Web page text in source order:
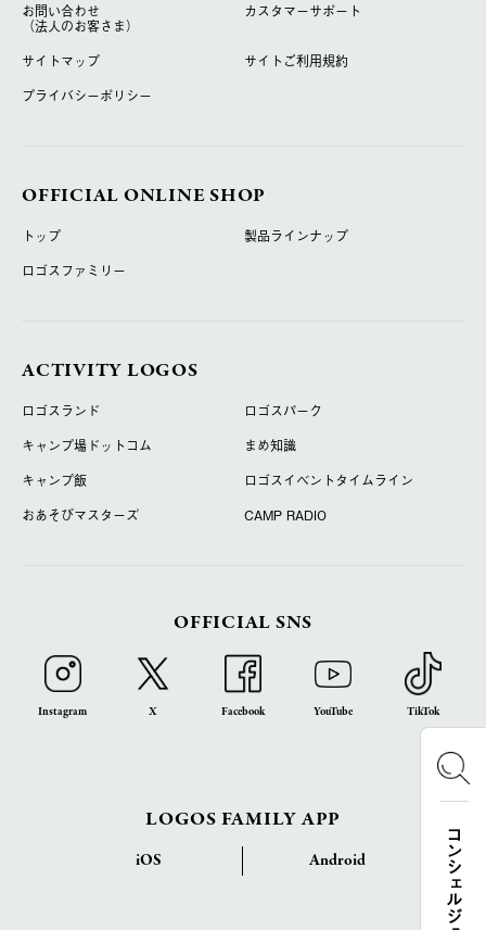
コンシェルジュ検索
お問い合わせ
（法人のお客さま）
カスタマーサポート
サイトマップ
サイトご利用規約
プライバシーポリシー
OFFICIAL ONLINE SHOP
トップ
製品ラインナップ
ロゴスファミリー
ACTIVITY LOGOS
ロゴスランド
ロゴスパーク
キャンプ場ドットコム
まめ知識
キャンプ飯
ロゴスイベントタイムライン
おあそびマスターズ
CAMP RADIO
OFFICIAL SNS
Instagram X Facebook YouTube TikTok
LOGOS FAMILY APP
iOS Android